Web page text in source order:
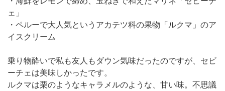
ェ」
・ペルーで大人気というアカテツ科の果物「ルクマ」のア
イスクリーム
乗り物酔いで私も友人もダウン気味だったのですが、セビ
ーチェは美味しかったです。
ルクマは栗のようなキャラメルのような、甘い味。不思議